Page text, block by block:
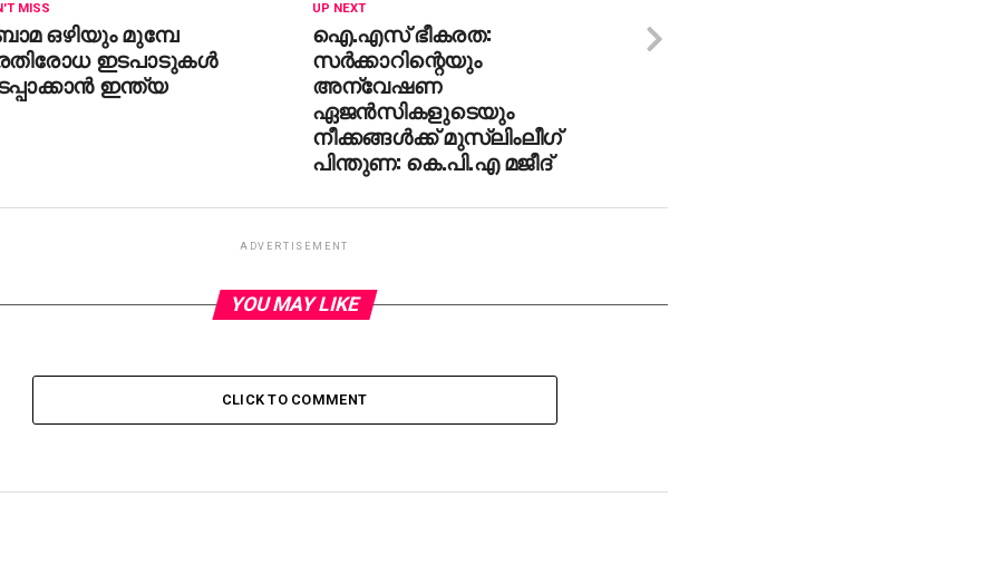
UP NEXT
ഐ.എസ് ഭീകരത:
സര്‍ക്കാറിന്റെയും
അന്വേഷണ
ഏജന്‍സികളുടെയും
നീക്കങ്ങള്‍ക്ക് മുസ്‌ലിംലീഗ്
പിന്തുണ: കെ.പി.എ മജീദ്
MISS
ഒഴിയും മുമ്പേ
ഇടപാടുകള്‍
ഇന്ത്യ
ADVERTISEMENT
YOU MAY LIKE
CLICK TO COMMENT